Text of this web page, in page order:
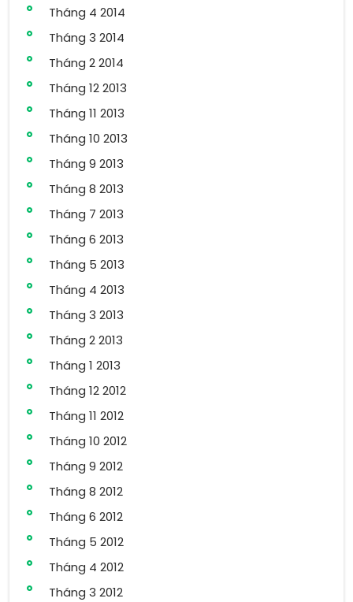
Tháng 4 2014
Tháng 3 2014
Tháng 2 2014
Tháng 12 2013
Tháng 11 2013
Tháng 10 2013
Tháng 9 2013
Tháng 8 2013
Tháng 7 2013
Tháng 6 2013
Tháng 5 2013
Tháng 4 2013
Tháng 3 2013
Tháng 2 2013
Tháng 1 2013
Tháng 12 2012
Tháng 11 2012
Tháng 10 2012
Tháng 9 2012
Tháng 8 2012
Tháng 6 2012
Tháng 5 2012
Tháng 4 2012
Tháng 3 2012